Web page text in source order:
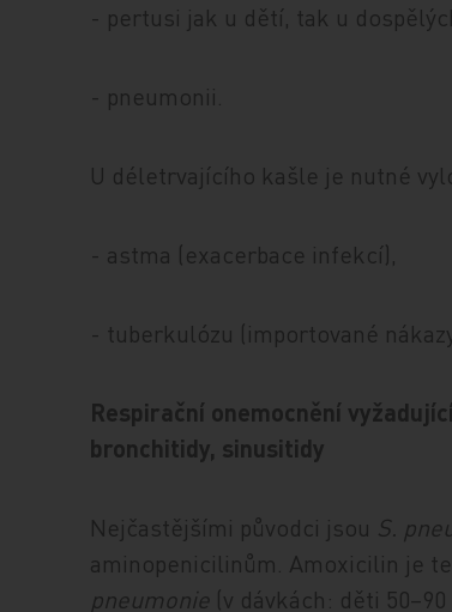
- pertusi jak u dětí, tak u
- pneumonii.
U déletrvajícího kašle je nutné
- astma (exacerbace infekcí),
- tuberkulózu (importované
Respirační onemocnění
bronchitidy, sinusitidy
Nejčastějšími původci jsou S.
aminopenicilinům. Amoxicilin je
pneumonie (v dávkách: děti